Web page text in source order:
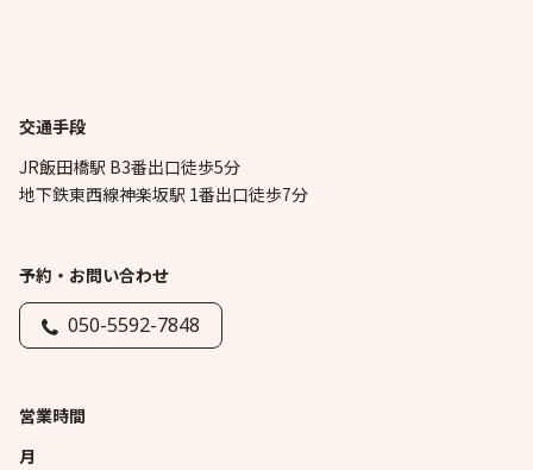
交通手段
JR飯田橋駅 B3番出口徒歩5分
地下鉄東西線神楽坂駅 1番出口徒歩7分
予約・お問い合わせ
050-5592-7848
営業時間
月